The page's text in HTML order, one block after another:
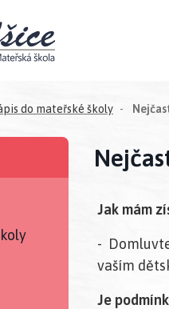
do mateřské školy
Jak mám
-
vaším
Je